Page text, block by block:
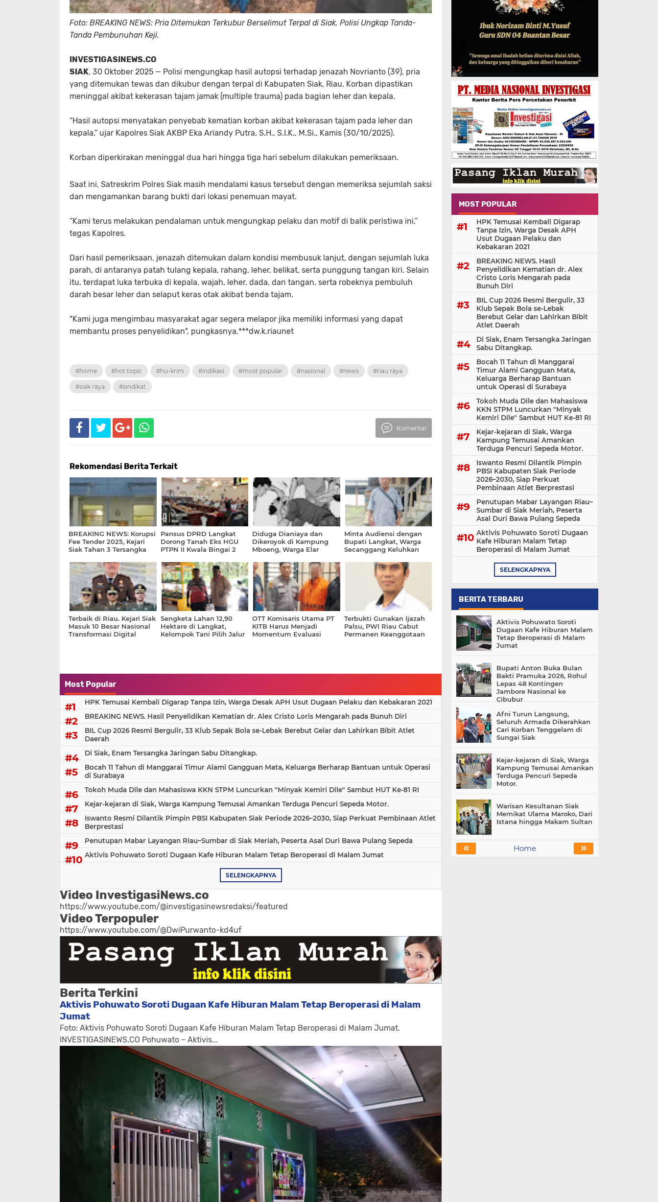
Foto: BREAKING NEWS: Pria Ditemukan Terkubur Berselimut Terpal di Siak, Polisi Ungkap Tanda-
Tanda Pembunuhan Keji.
INVESTIGASINEWS.CO
SIAK, 30 Oktober 2025 — Polisi mengungkap hasil autopsi terhadap jenazah Novrianto (39), pria
yang ditemukan tewas dan dikubur dengan terpal di Kabupaten Siak, Riau. Korban dipastikan
meninggal akibat kekerasan tajam jamak (multiple trauma) pada bagian leher dan kepala.
“Hasil autopsi menyatakan penyebab kematian korban akibat kekerasan tajam pada leher dan
kepala,” ujar Kapolres Siak AKBP Eka Ariandy Putra, S.H., S.I.K., M.Si., Kamis (30/10/2025).
Korban diperkirakan meninggal dua hari hingga tiga hari sebelum dilakukan pemeriksaan.
Saat ini, Satreskrim Polres Siak masih mendalami kasus tersebut dengan memeriksa sejumlah saksi
dan mengamankan barang bukti dari lokasi penemuan mayat.
“Kami terus melakukan pendalaman untuk mengungkap pelaku dan motif di balik peristiwa ini,”
tegas Kapolres.
Dari hasil pemeriksaan, jenazah ditemukan dalam kondisi membusuk lanjut, dengan sejumlah luka
parah, di antaranya patah tulang kepala, rahang, leher, belikat, serta punggung tangan kiri. Selain
itu, terdapat luka terbuka di kepala, wajah, leher, dada, dan tangan, serta robeknya pembuluh
darah besar leher dan selaput keras otak akibat benda tajam.
"Kami juga mengimbau masyarakat agar segera melapor jika memiliki informasi yang dapat
membantu proses penyelidikan", pungkasnya.***dw.k.riaunet
#home #hot topic #hu-krim #indikasi #most popular #nasional #news #riau raya
#siak raya #sindikat
Komentar
Rekomendasi Berita Terkait
BREAKING NEWS: Korupsi
Fee Tender 2025, Kejari
Siak Tahan 3 Tersangka
Pansus DPRD Langkat
Dorong Tanah Eks HGU
PTPN II Kwala Bingai 2
Agraria, Utamakan
Masyarakat Adat Ulayat
Diduga Dianiaya dan
Dikeroyok di Kampung
Mboeng, Warga Elar
Minta Audiensi dengan
Bupati Langkat, Warga
Secanggang Keluhkan
Kunjung Tuntas
Terbaik di Riau. Kejari Siak
Masuk 10 Besar Nasional
Transformasi Digital
Sengketa Lahan 12,90
Hektare di Langkat,
Kelompok Tani Pilih Jalur
OTT Komisaris Utama PT
KITB Harus Menjadi
Momentum Evaluasi
Terbukti Gunakan Ijazah
Palsu, PWI Riau Cabut
Permanen Keanggotaan
Most Popular
HPK Temusai Kembali Digarap Tanpa Izin, Warga Desak APH Usut Dugaan Pelaku dan Kebakaran 2021
BREAKING NEWS. Hasil Penyelidikan Kematian dr. Alex Cristo Loris Mengarah pada Bunuh Diri
BIL Cup 2026 Resmi Bergulir, 33 Klub Sepak Bola se-Lebak Berebut Gelar dan Lahirkan Bibit Atlet
Daerah
Di Siak, Enam Tersangka Jaringan Sabu Ditangkap.
Bocah 11 Tahun di Manggarai Timur Alami Gangguan Mata, Keluarga Berharap Bantuan untuk Operasi
di Surabaya
Tokoh Muda Dile dan Mahasiswa KKN STPM Luncurkan "Minyak Kemiri Dile" Sambut HUT Ke-81 RI
Kejar-kejaran di Siak, Warga Kampung Temusai Amankan Terduga Pencuri Sepeda Motor.
Iswanto Resmi Dilantik Pimpin PBSI Kabupaten Siak Periode 2026–2030, Siap Perkuat Pembinaan Atlet
Berprestasi
Penutupan Mabar Layangan Riau–Sumbar di Siak Meriah, Peserta Asal Duri Bawa Pulang Sepeda
Aktivis Pohuwato Soroti Dugaan Kafe Hiburan Malam Tetap Beroperasi di Malam Jumat
SELENGKAPNYA
Video InvestigasiNews.co
https://www.youtube.com/@investigasinewsredaksi/featured
Video Terpopuler
https://www.youtube.com/@DwiPurwanto-kd4uf
Berita Terkini
Aktivis Pohuwato Soroti Dugaan Kafe Hiburan Malam Tetap Beroperasi di Malam
Jumat
Foto: Aktivis Pohuwato Soroti Dugaan Kafe Hiburan Malam Tetap Beroperasi di Malam Jumat.
INVESTIGASINEWS.CO Pohuwato – Aktivis...
MOST POPULAR
HPK Temusai Kembali Digarap
Tanpa Izin, Warga Desak APH
Usut Dugaan Pelaku dan
Kebakaran 2021
BREAKING NEWS. Hasil
Penyelidikan Kematian dr. Alex
Cristo Loris Mengarah pada
Bunuh Diri
BIL Cup 2026 Resmi Bergulir, 33
Klub Sepak Bola se-Lebak
Berebut Gelar dan Lahirkan Bibit
Atlet Daerah
Di Siak, Enam Tersangka Jaringan
Sabu Ditangkap.
Bocah 11 Tahun di Manggarai
Timur Alami Gangguan Mata,
Keluarga Berharap Bantuan
untuk Operasi di Surabaya
Tokoh Muda Dile dan Mahasiswa
KKN STPM Luncurkan "Minyak
Kemiri Dile" Sambut HUT Ke-81 RI
Kejar-kejaran di Siak, Warga
Kampung Temusai Amankan
Terduga Pencuri Sepeda Motor.
Iswanto Resmi Dilantik Pimpin
PBSI Kabupaten Siak Periode
2026–2030, Siap Perkuat
Pembinaan Atlet Berprestasi
Penutupan Mabar Layangan Riau–
Sumbar di Siak Meriah, Peserta
Asal Duri Bawa Pulang Sepeda
Aktivis Pohuwato Soroti Dugaan
Kafe Hiburan Malam Tetap
Beroperasi di Malam Jumat
SELENGKAPNYA
BERITA TERBARU
Aktivis Pohuwato Soroti
Dugaan Kafe Hiburan Malam
Tetap Beroperasi di Malam
Jumat
Bupati Anton Buka Bulan
Bakti Pramuka 2026, Rohul
Lepas 48 Kontingen
Jambore Nasional ke
Cibubur
Afni Turun Langsung,
Seluruh Armada Dikerahkan
Cari Korban Tenggelam di
Sungai Siak
Kejar-kejaran di Siak, Warga
Kampung Temusai Amankan
Terduga Pencuri Sepeda
Motor.
Warisan Kesultanan Siak
Memikat Ulama Maroko, Dari
Istana hingga Makam Sultan
« »
Home